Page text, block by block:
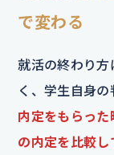
で変わる
就活の終わり方
く、学生自身
内定をもらっ
の内定を比較